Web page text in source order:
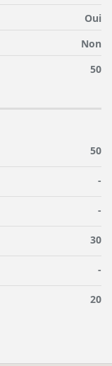
Oui
Non
50
50
-
-
30
-
20